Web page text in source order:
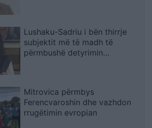
Lushaku-Sadriu i bën thirrje
subjektit më të madh të
përmbushë detyrimin
Mitrovica përmbys
Ferencvaroshin dhe vazhdon
rrugëtimin evropian